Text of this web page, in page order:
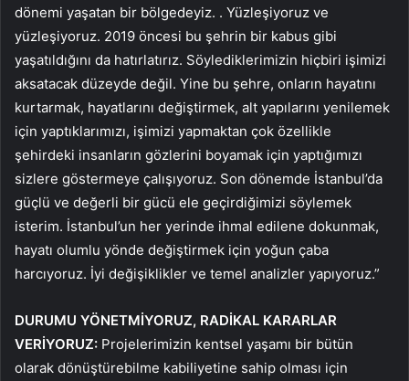
dönemi yaşatan bir bölgedeyiz. . Yüzleşiyoruz ve
yüzleşiyoruz. 2019 öncesi bu şehrin bir kabus gibi
yaşatıldığını da hatırlatırız. Söylediklerimizin hiçbiri işimizi
aksatacak düzeyde değil. Yine bu şehre, onların hayatını
kurtarmak, hayatlarını değiştirmek, alt yapılarını yenilemek
için yaptıklarımızı, işimizi yapmaktan çok özellikle
şehirdeki insanların gözlerini boyamak için yaptığımızı
sizlere göstermeye çalışıyoruz. Son dönemde İstanbul’da
güçlü ve değerli bir gücü ele geçirdiğimizi söylemek
isterim. İstanbul’un her yerinde ihmal edilene dokunmak,
hayatı olumlu yönde değiştirmek için yoğun çaba
harcıyoruz. İyi değişiklikler ve temel analizler yapıyoruz.”
DURUMU YÖNETMİYORUZ, RADİKAL KARARLAR
VERİYORUZ: Projelerimizin kentsel yaşamı bir bütün
olarak dönüştürebilme kabiliyetine sahip olması için